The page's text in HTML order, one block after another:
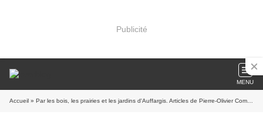
Publicité
MENU
Accueil » Par les bois, les prairies et les jardins d'Auffargis. Articles de Pierre-Olivier Combelles sur la nature et l'environnement à Auffargis (Yvelines, France) 2014-2016